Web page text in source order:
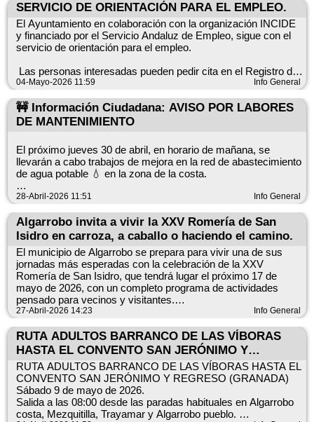
https://www.lanocheenblancomalaga.com/programa/
#nocheenblanco2026 #Algarrobo #AlgarroboCosta #Trayamar
#Mezquitilla
beneficiarios de ayudas extraordinarias 💶 para compensar
pérdidas de ingresos en explotaciones agrarias afectadas por
fenómenos meteorológicos adversos, especialmente en
Andalucía y Extremadura.
👉 Esta iniciativa forma parte del Real Decreto-ley 5/2026 y se
suma a una primera lista con más de 140.000 beneficiarios.
Se seguirán publicando nuevas relaciones.
⚠️ IMPORTANTE: debes actuar
https://www3.sede.fega.gob.es/gesaexcse/inicio/inicio.action?
ayuCodigo=15
✔️ Acepta la ayuda
❌ o renuncia expresamente
✅ Enlace para Aceptar o rechazar la ayuda con certificado
digital:
https://www3.sede.fega.gob.es/ConRegExt/regmantenimientos/
tramite=AEA_BORR
🤝 ¿Necesitas ayuda con la tramitación?
Puedes consultar y rellenar el formulario con COAG Málaga
📝 Al aceptarla, declaras que la cantidad no supera los daños
⛔ Si no respondes, se entenderá que renuncias
automáticamente.
⏳ Plazo: hasta el 22 de mayo (incluido) — 15 días hábiles
SERVICIO DE ORIENTACIÓN PARA EL EMPLEO.
El Ayuntamiento en colaboración con la organización INCIDE
y financiado por el Servicio Andaluz de Empleo, sigue con el
servicio de orientación para el empleo.
Las personas interesadas pueden pedir cita en el Registro del
Ayuntamiento o en el de la Tenencia de Alcaldía de Algarrobo-
952511167 (Tenencia de Alcaldía).
En Algarrobo Costa, el 8 y 22 de mayo.
En Algarrobo, el 15 y 29 de mayo.
Algarrobo a 4 de mayo de 2026.
ÁREA DE DESARROLLO LOCAL.
04-Mayo-2026 11:59 Info General
🚧 Información Ciudadana: AVISO POR LABORES
DE MANTENIMIENTO
El próximo jueves 30 de abril, en horario de mañana, se
llevarán a cabo trabajos de mejora en la red de abastecimiento
de agua potable 💧 en la zona de la costa.
⚠️ Durante este periodo, es posible que se note una ligera
bajada en la presión del agua.
🙏 Rogamos disculpen las molestias ocasionadas y
agradecemos su comprensión.
28-Abril-2026 11:51 Info General
Algarrobo invita a vivir la XXV Romería de San
Isidro en carroza, a caballo o haciendo el camino.
El municipio de Algarrobo se prepara para vivir una de sus
jornadas más esperadas con la celebración de la XXV
Romería de San Isidro, que tendrá lugar el próximo 17 de
mayo de 2026, con un completo programa de actividades
pensado para vecinos y visitantes.
misa rociera en honor a San Isidro Labrador en la Ermita de
San Sebastián, que contará con la participación del Coro Peña
Axarquía. Posteriormente, a las 11:00 horas, tendrá lugar el
traslado del santo hasta el Parque de la Vega, acompañado
por música y ambiente festivo.
Durante la tarde, la programación incluye actividades para
todos los públicos, destacando la elección de Miss Romera y
27-Abril-2026 14:23 Info General
RUTA ADULTOS BARRANCO DE LAS VÍBORAS
HASTA EL CONVENTO SAN JERÓNIMO Y
REGRESO (GRANADA)
RUTA ADULTOS BARRANCO DE LAS VÍBORAS HASTA EL
CONVENTO SAN JERÓNIMO Y REGRESO (GRANADA)
Sábado 9 de mayo de 2026.
Salida a las 08:00 desde las paradas habituales en Algarrobo
costa, Mezquitilla, Trayamar y Algarrobo pueblo.